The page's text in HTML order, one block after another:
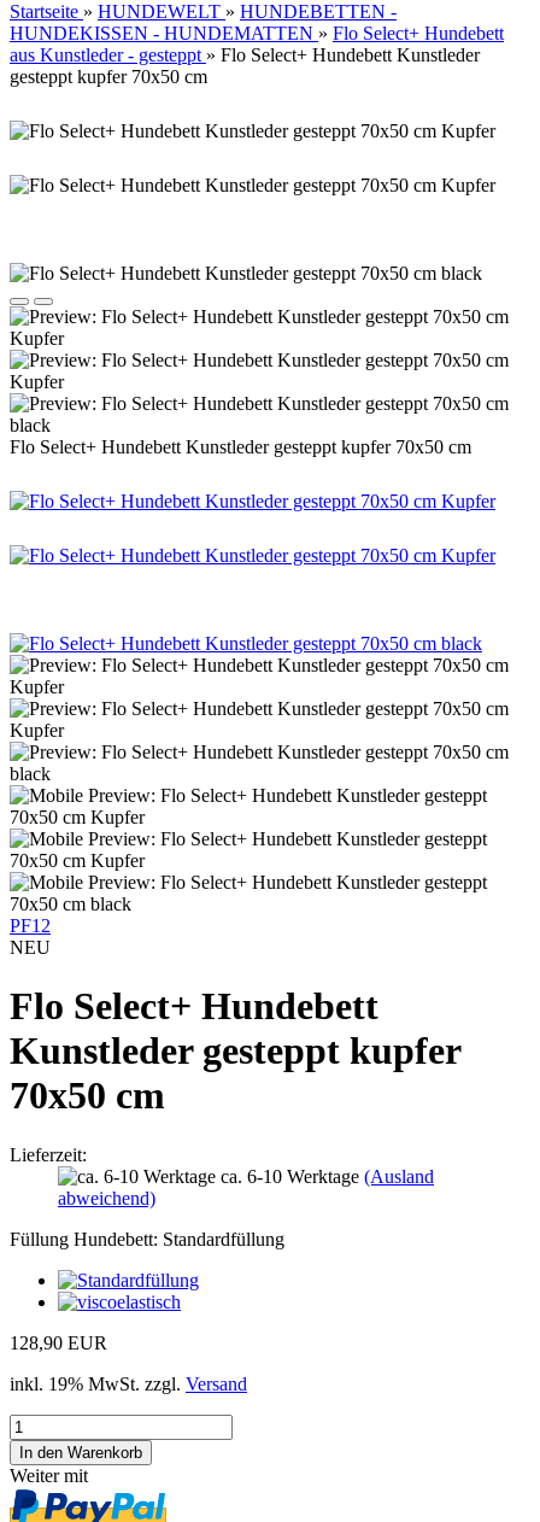
Startseite » HUNDEWELT » HUNDEBETTEN -
HUNDEKISSEN - HUNDEMATTEN » Flo Select+ Hundebett
aus Kunstleder - gesteppt » Flo Select+ Hundebett Kunstleder
gesteppt kupfer 70x50 cm
Flo Select+ Hundebett Kunstleder gesteppt kupfer 70x50 cm
PF12
NEU
Flo Select+ Hundebett
Kunstleder gesteppt kupfer
70x50 cm
Lieferzeit:
ca. 6-10 Werktage (Ausland
abweichend)
Füllung Hundebett: Standardfüllung
128,90 EUR
inkl. 19% MwSt. zzgl. Versand
Weiter mit